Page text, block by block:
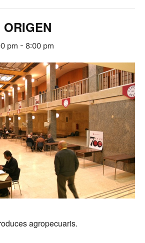
ORIGEN
pm - 8:00 pm
agropecuaris.